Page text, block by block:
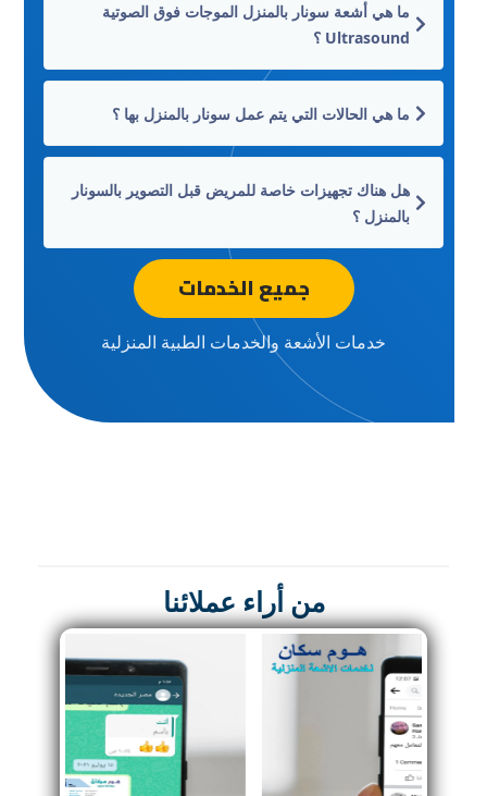
ما هي أشعة سونار بالمنزل الموجات فوق الصوتية
Ultrasound ؟
ما هي الحالات التي يتم عمل سونار بالمنزل بها ؟
هل هناك تجهيزات خاصة للمريض قبل التصوير بالسونار
بالمنزل ؟
جميع الخدمات
خدمات الأشعة والخدمات الطبية المنزلية
من أراء عملائنا